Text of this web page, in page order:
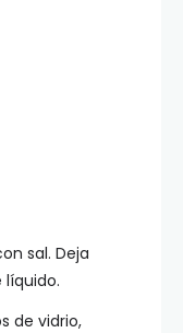
sal. Deja
líquido.
de vidrio,